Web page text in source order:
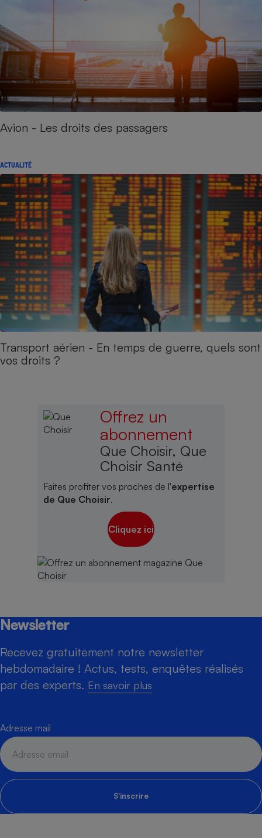
Avion - Les droits des passagers
ACTUALITÉ
Transport aérien - En temps de guerre, quels sont
vos droits ?
Offrez un
abonnement
Que Choisir, Que
Choisir Santé
Faites profiter vos proches de l'expertise
de Que Choisir.
Cliquez ici
Newsletter
Recevez gratuitement notre newsletter
hebdomadaire ! Actus, tests, enquêtes réalisés
par des experts. En savoir plus
Adresse mail
S'inscrire